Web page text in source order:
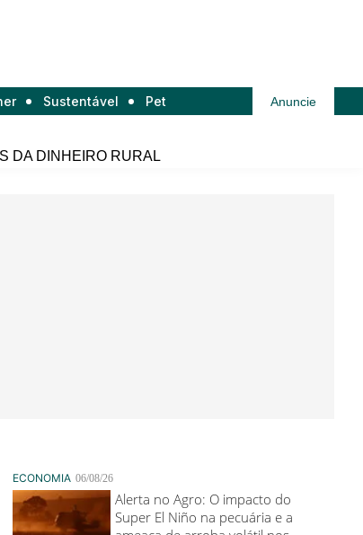
Sustentável Pet Anuncie
DA DINHEIRO RURAL